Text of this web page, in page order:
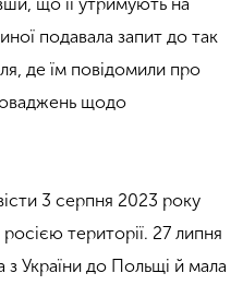
подавала запит до так
де їм повідомили про
щодо
3 серпня 2023 року
території. 27 липня
України до Польщі й мала